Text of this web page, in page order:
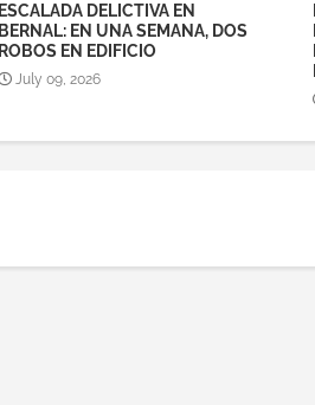
ESCALADA DELICTIVA EN
BERNAL: EN UNA SEMANA, DOS
ROBOS EN EDIFICIO
July 09, 2026